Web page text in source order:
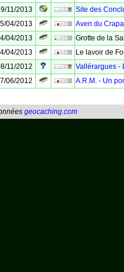
11/2013
Site des
04/2013
Aven du
04/2013
Grotte de la
04/2013
Le lavoir de
11/2012
Vallérargues -
06/2012 A.R.M. - Un
geocaching.com